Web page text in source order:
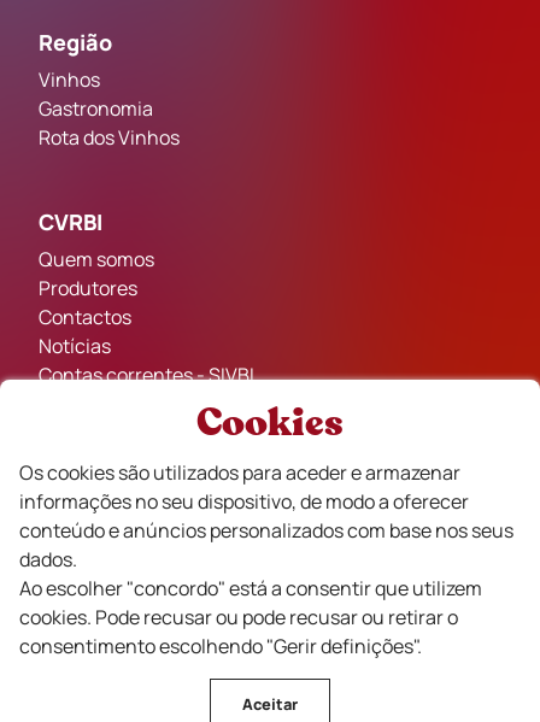
Região
Vinhos
Gastronomia
Rota dos Vinhos
CVRBI
Quem somos
Produtores
Contactos
Notícias
Contas correntes - SIVBI
Políticas Legais
Política de Privacidade e Cookies
Termos e Condições de Venda
Livro de Reclamações
Rota dos Vinhos
Cookies
Os cookies são utilizados para aceder e armazenar
informações no seu dispositivo, de modo a oferecer
conteúdo e anúncios personalizados com base nos seus
dados.
Ao escolher "concordo" está a consentir que utilizem
cookies. Pode recusar ou pode recusar ou retirar o
consentimento escolhendo "Gerir definições".
Aceitar